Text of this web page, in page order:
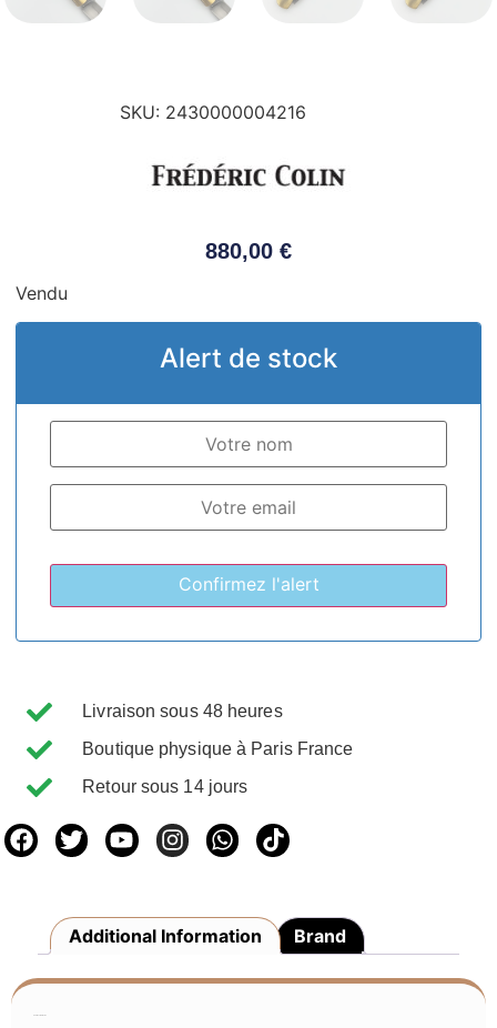
SKU: 2430000004216
880,00 €
Vendu
Alert de stock
Livraison sous 48 heures
Boutique physique à Paris France
Retour sous 14 jours
Additional Information Brand